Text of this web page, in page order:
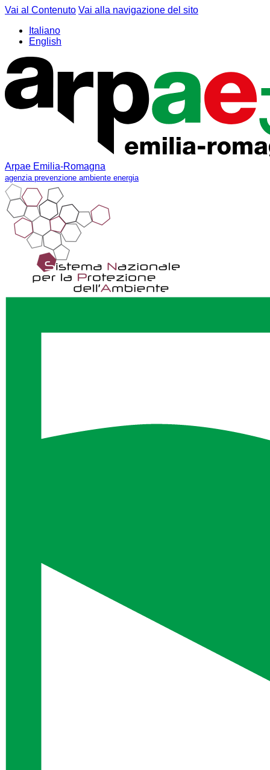
Vai al Contenuto Vai alla navigazione del sito
Italiano
English
Arpae Emilia-Romagna
agenzia prevenzione ambiente energia